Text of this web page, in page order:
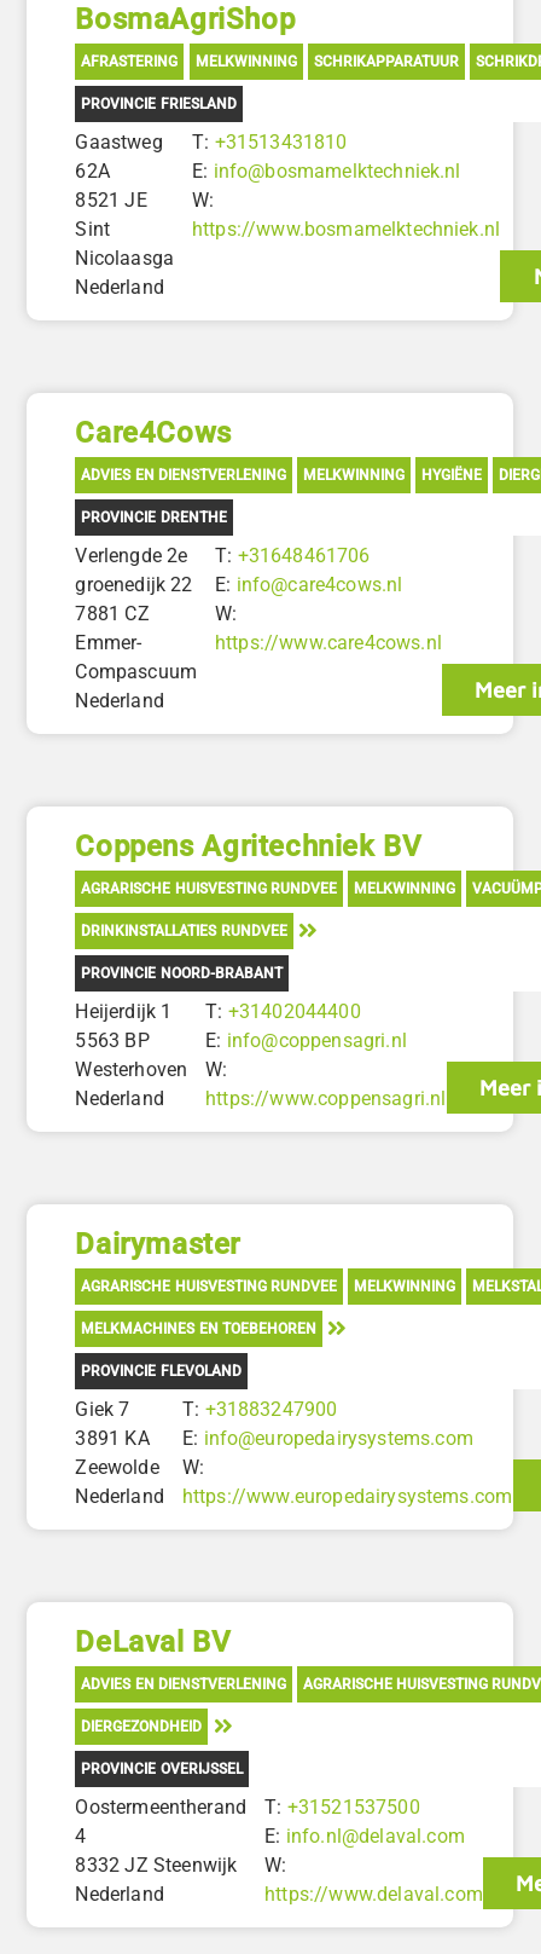
BosmaAgriShop
AFRASTERING MELKWINNING SCHRIKAPPARATUUR
PROVINCIE FRIESLAND
Gaastweg
62A
8521 JE
Sint
Nicolaasga
Nederland
T: +31513431810
E: info@bosmamelktechniek.nl
W:
https://www.bosmamelktechniek.nl
Care4Cows
ADVIES EN DIENSTVERLENING MELKWINNING HYGIËNE
PROVINCIE DRENTHE
Verlengde 2e
groenedijk 22
7881 CZ
Emmer-
Compascuum
Nederland
T: +31648461706
E: info@care4cows.nl
W:
https://www.care4cows.nl
Meer
Coppens Agritechniek BV
AGRARISCHE HUISVESTING RUNDVEE MELKWINNING
DRINKINSTALLATIES RUNDVEE
PROVINCIE NOORD-BRABANT
Heijerdijk 1
5563 BP
Westerhoven
Nederland
T: +31402044400
E: info@coppensagri.nl
W:
https://www.coppensagri.nl
Meer
Dairymaster
AGRARISCHE HUISVESTING RUNDVEE MELKWINNING
MELKMACHINES EN TOEBEHOREN
PROVINCIE FLEVOLAND
Giek 7
3891 KA
Zeewolde
Nederland
T: +31883247900
E: info@europedairysystems.com
W:
https://www.europedairysystems.com
DeLaval BV
ADVIES EN DIENSTVERLENING AGRARISCHE HUISVESTING
DIERGEZONDHEID
PROVINCIE OVERIJSSEL
Oostermeentherand
4
8332 JZ Steenwijk
Nederland
T: +31521537500
E: info.nl@delaval.com
W:
https://www.delaval.com